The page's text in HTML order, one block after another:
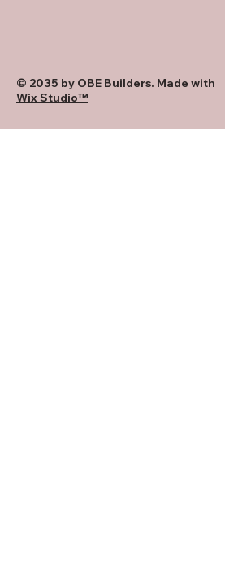
© 2035 by OBE Builders. Made with
Wix Studio™